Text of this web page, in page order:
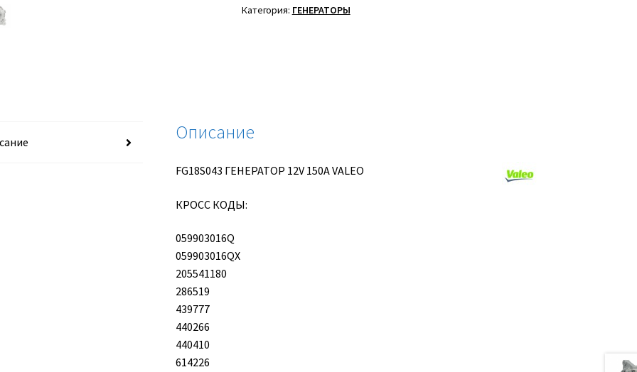
12V
Категория: ГЕНЕРАТОРЫ
Описание
FG18S043 ГЕНЕРАТОР 12V 150A VALEO
КРОСС КОДЫ:
059903016Q
059903016QX
205541180
286519
439777
440266
440410
614226